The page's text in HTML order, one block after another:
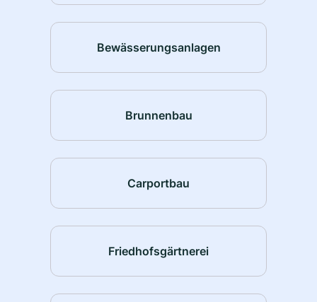
Bewässerungsanlagen
Brunnenbau
Carportbau
Friedhofsgärtnerei